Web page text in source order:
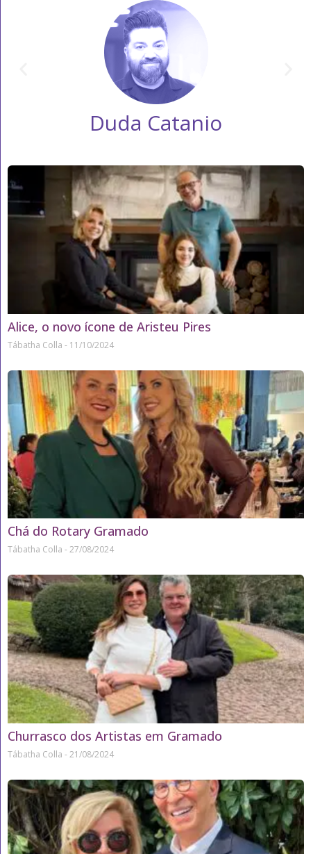
Duda Catanio
Alice, o novo ícone de Aristeu Pires
Tábatha Colla 11/10/2024
Chá do Rotary Gramado
Tábatha Colla 27/08/2024
Churrasco dos Artistas em Gramado
Tábatha Colla 21/08/2024